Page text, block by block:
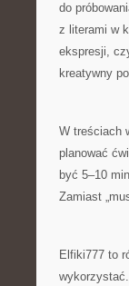
do
z literami w
ekspresji,
kreatywny
W treściach
planować
być 5–10
Zamiast
Elfiki777 to